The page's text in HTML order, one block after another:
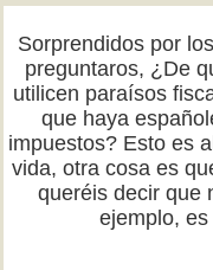
Sorprendidos por
preguntaros, ¿De
utilicen paraísos
que haya
impuestos? Esto es
vida, otra cosa es
queréis decir que
ejemplo,